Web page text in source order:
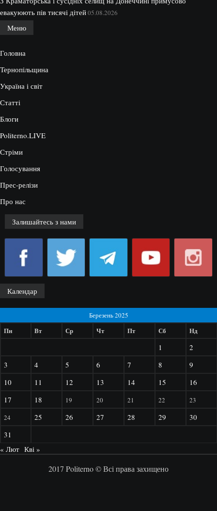
евакуюють пів тисячі дітей05.08.2026
Меню
Головна
Тернопільщина
Україна і світ
Статті
Блоги
Politerno.LIVE
Стріми
Голосування
Прес-релізи
Про нас
Залишайтесь з нами
Календар
Березень 2025
Пн Вт Ср Чт Пт Сб Нд
1
2
3
4 5 6 7 8
9
10
11 12 13 14 15
16
17
18 19 20 21 22
23
24
25 26 27 28 29
30
31
« Лют Кві »
2017 Politerno © Всі права захищено